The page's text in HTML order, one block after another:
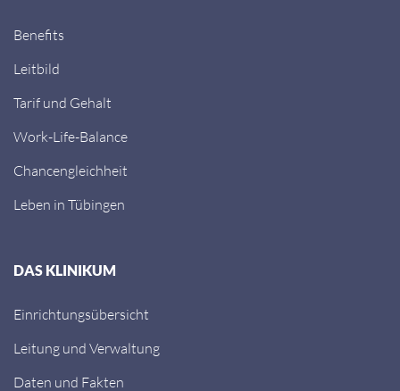
Benefits
Leitbild
Tarif und Gehalt
Work-Life-Balance
Chancengleichheit
Leben in Tübingen
DAS KLINIKUM
Einrichtungsübersicht
Leitung und Verwaltung
Daten und Fakten